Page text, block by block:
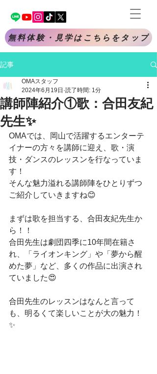
無料体験・見学はこちらをタップ
記事
講師陣紹介①歌：合田友紀
先生✨️
OMAスタッフ
2024年6月19日 読了時間: 1分
OMAでは、岡山で活躍するエンターテ
イナーの方々を講師に迎え、歌・演
技・ダンスのレッスンを行なっていま
す！
そんな魅力溢れる講師陣をひとりずつ
ご紹介していきますね😊
まずは歌を担当する、合田友紀先生か
ら！！
合田先生は劇団四季に10年間在籍さ
れ、「ライオンキング」や「夢から醒
めた夢」など、多くの作品に出演され
ていました😍
合田先生のレッスンはなんと言って
も、明るくて楽しいことが大の魅力！
✨️